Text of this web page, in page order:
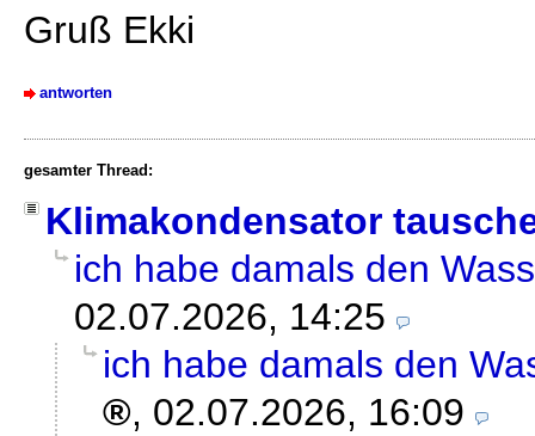
Gruß Ekki
antworten
gesamter Thread:
Klimakondensator
ich habe damals den
02.07.2026, 14:25
ich habe damals den
, 02.07.2026, 16:09